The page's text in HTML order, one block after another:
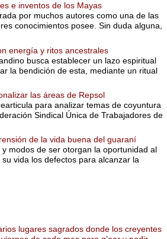
e inventos de los Mayas
por muchos autores como una de las
conocimientos posee. Sin duda alguna,
energía y ritos ancestrales
busca establecer un lazo espiritual
la bendición de esta, mediante un ritual
las áreas de Repsol
para analizar temas de coyuntura
Sindical Única de Trabajadores de
de la vida buena del guaraní
modos de ser otorgan la oportunidad al
vida los defectos para alcanzar la
lugares sagrados donde los creyentes